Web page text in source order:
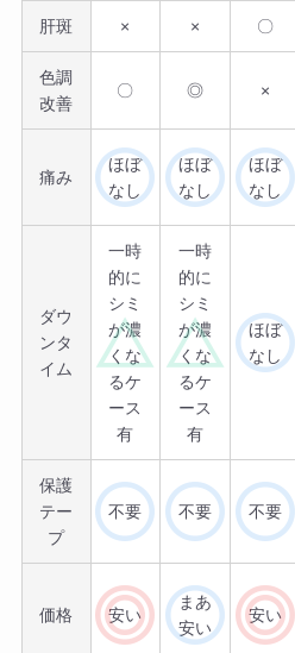
肝斑 × × 〇
色調
改善
〇 ◎ ×
痛み
ほぼ
なし
ほぼ
なし
ほぼ
なし
ダウ
ンタ
イム
一時
的に
シミ
が濃
くな
るケ
ース
有
一時
的に
シミ
が濃
くな
るケ
ース
有
ほぼ
なし
保護
テー
プ
不要 不要 不要
価格 安い
まあ
安い
安い